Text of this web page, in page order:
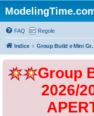
FAQ Regole
Indice Group
Group
2026/